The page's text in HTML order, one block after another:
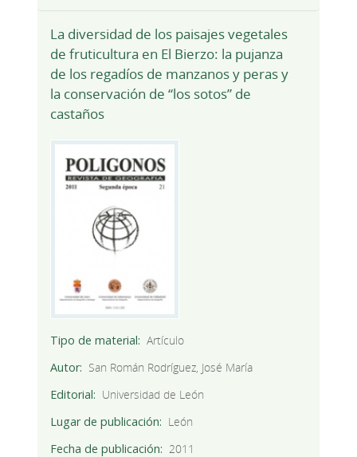
La diversidad de los paisajes vegetales
de fruticultura en El Bierzo: la pujanza
de los regadíos de manzanos y peras y
la conservación de “los sotos” de
castaños
Tipo de material
Artículo
Autor
San Román Rodríguez, José María
Editorial
Universidad de León
Lugar de publicación
León
Fecha de publicación
2011